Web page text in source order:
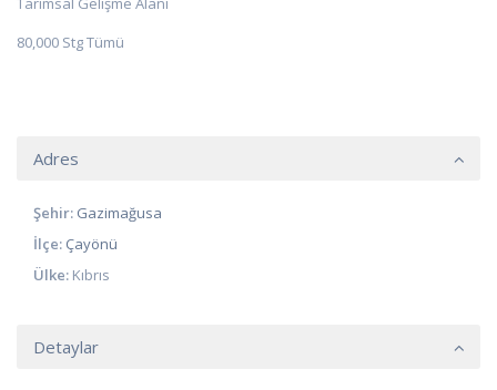
80,000 Stg Tümü
Adres
Şehir: Gazimağusa
İlçe: Çayönü
Ülke: Kıbrıs
Detaylar